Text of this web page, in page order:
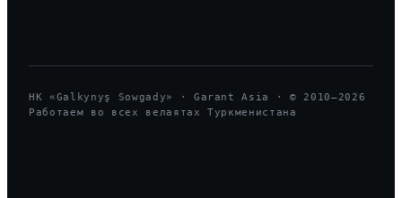
HK «Galkynyş Sowgady» · Garant Asia · © 2010—2026
Работаем во всех велаятах Туркменистана